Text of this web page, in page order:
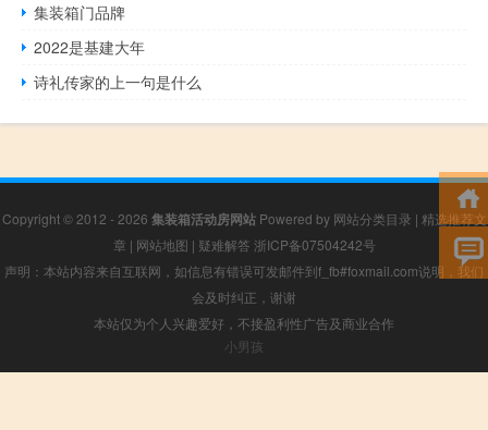
集装箱门品牌
2022是基建大年
诗礼传家的上一句是什么
Copyright © 2012 - 2026 集装箱活动房网站Powered by 网站分类目录 | 精选推荐文
章 | 网站地图 | 疑难解答 浙ICP备07504242号
声明：本站内容来自互联网，如信息有错误可发邮件到f_fb#foxmail.com说明，我们
会及时纠正，谢谢
本站仅为个人兴趣爱好，不接盈利性广告及商业合作
小男孩